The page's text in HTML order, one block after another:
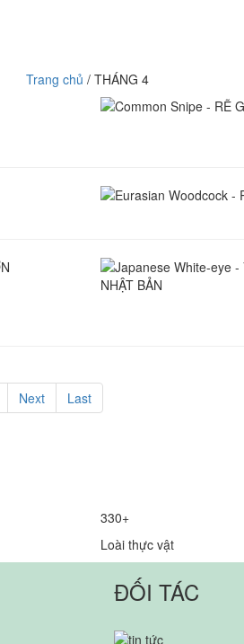
Trang chủ / THÁNG 4
Next Last
330+
Loài thực vật
ĐỐI TÁC